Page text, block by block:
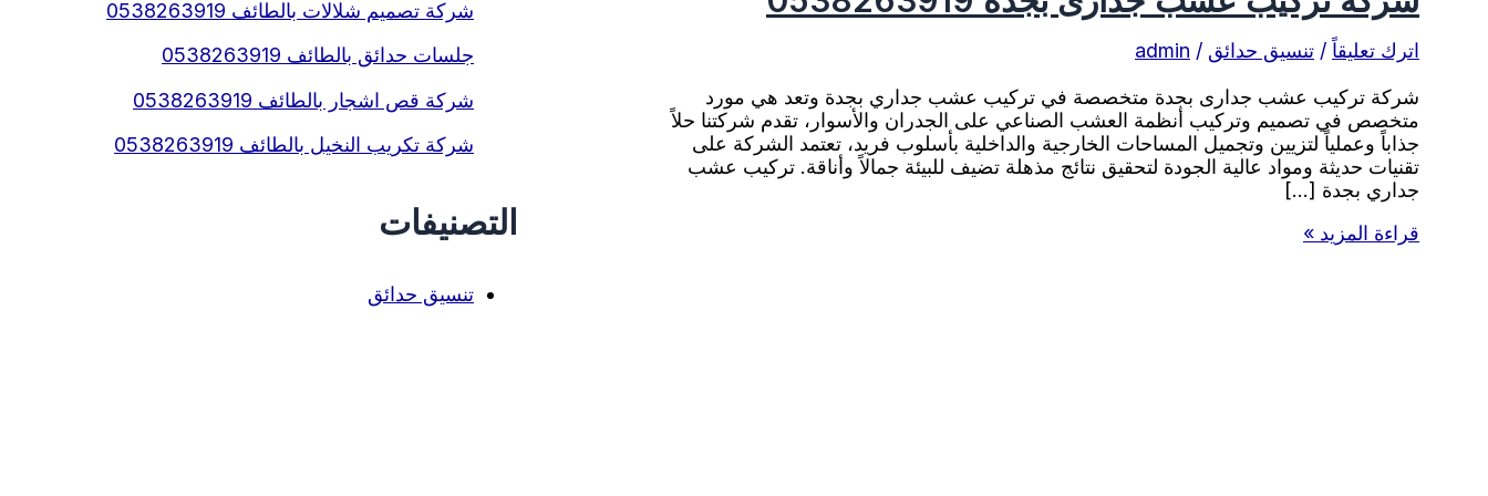
اترك تعليقاً / تنسيق حدائق /
admin
شركة تركيب عشب جدارى بجدة متخصصة في تركيب عشب جداري بجدة وتعد هي مورد
متخصص في تصميم وتركيب أنظمة العشب الصناعي على الجدران والأسوار، تقدم شركتنا حلاً
جذاباً وعملياً لتزيين وتجميل المساحات الخارجية والداخلية بأسلوب فريد، تعتمد الشركة على
تقنيات حديثة ومواد عالية الجودة لتحقيق نتائج مذهلة تضيف للبيئة جمالاً وأناقة. تركيب عشب
جداري بجدة […]
شركة
قراءة المزيد »
شركة تصميم شلالات بالطائف 0538263919
جلسات حدائق بالطائف 0538263919
شركة قص اشجار بالطائف 0538263919
شركة تكريب النخيل بالطائف 0538263919
التصنيفات
تنسيق حدائق